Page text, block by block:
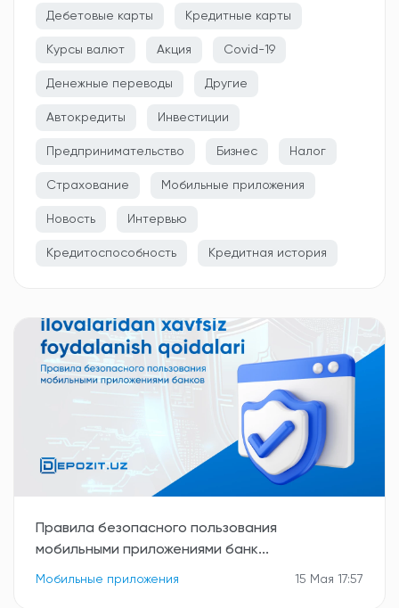
Дебетовые карты Кредитные карты
Курсы валют Акция Covid-19
Денежные переводы Другие
Автокредиты Инвестиции
Предпринимательство Бизнес Налог
Страхование Мобильные приложения
Новость Интервью
Кредитоспособность Кредитная история
Правила безопасного пользования
мобильными приложениями банк...
Мобильные приложения 15 Мая 17:57